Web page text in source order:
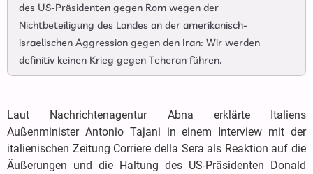
des US-Präsidenten gegen Rom wegen der
Nichtbeteiligung des Landes an der amerikanisch-
israelischen Aggression gegen den Iran: Wir werden
definitiv keinen Krieg gegen Teheran führen.
Laut Nachrichtenagentur Abna erklärte Italiens
Außenminister Antonio Tajani in einem Interview mit der
italienischen Zeitung Corriere della Sera als Reaktion auf die
Äußerungen und die Haltung des US-Präsidenten Donald